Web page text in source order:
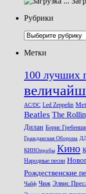
Рубрики
Рубрики
Метки
100 лучших
AC/DC Led Zeppelin
Beatles The
Дилан Борис
Гражданская Оборона
КИНОпробы Кино
Народные песни
Рождественские
Чайф Чиж Элвис